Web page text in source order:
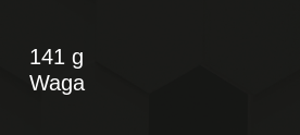
141 g
Waga